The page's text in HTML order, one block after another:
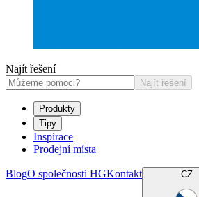
Najít řešení
Najít řešení
Produkty
Tipy
Inspirace
Prodejní místa
BlogO společnosti HGKontakt CZ